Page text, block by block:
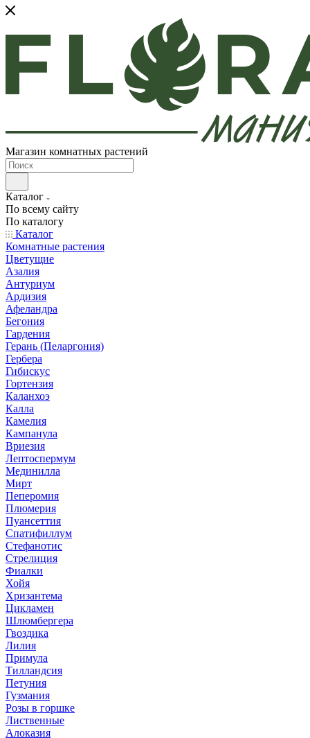
Магазин комнатных растений
Каталог
По всему сайту
По каталогу
Каталог
Комнатные растения
Цветущие
Азалия
Антуриум
Ардизия
Афеландра
Бегония
Гардения
Герань (Пеларгония)
Гербера
Гибискус
Гортензия
Каланхоэ
Калла
Камелия
Кампанула
Вриезия
Лептоспермум
Мединилла
Мирт
Пеперомия
Плюмерия
Пуансеттия
Спатифиллум
Стефанотис
Стрелиция
Фиалки
Хойя
Хризантема
Цикламен
Шлюмбергера
Гвоздика
Лилия
Примула
Тилландсия
Петуния
Гузмания
Розы в горшке
Лиственные
Алоказия